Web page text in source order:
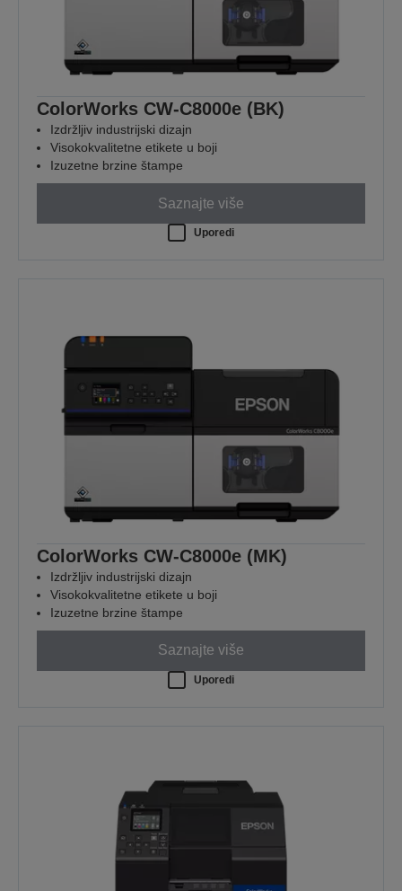
ColorWorks CW-C8000e (BK)
Izdržljiv industrijski dizajn
Visokokvalitetne etikete u boji
Izuzetne brzine štampe
Saznajte više
Uporedi
ColorWorks CW-C8000e (MK)
Izdržljiv industrijski dizajn
Visokokvalitetne etikete u boji
Izuzetne brzine štampe
Saznajte više
Uporedi